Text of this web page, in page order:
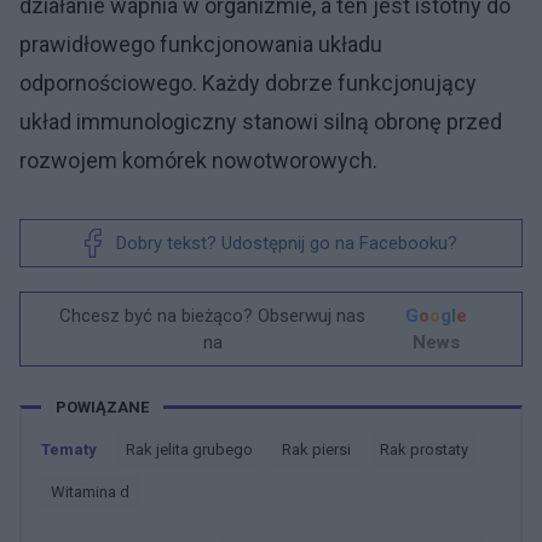
działanie wapnia w organizmie, a ten jest istotny do
prawidłowego funkcjonowania układu
odpornościowego. Każdy dobrze funkcjonujący
układ immunologiczny stanowi silną obronę przed
rozwojem komórek nowotworowych.
Dobry tekst? Udostępnij go na Facebooku?
Chcesz być na bieżąco? Obserwuj nas
na
Google
News
POWIĄZANE
Tematy Rak jelita grubego Rak piersi Rak prostaty
Witamina d